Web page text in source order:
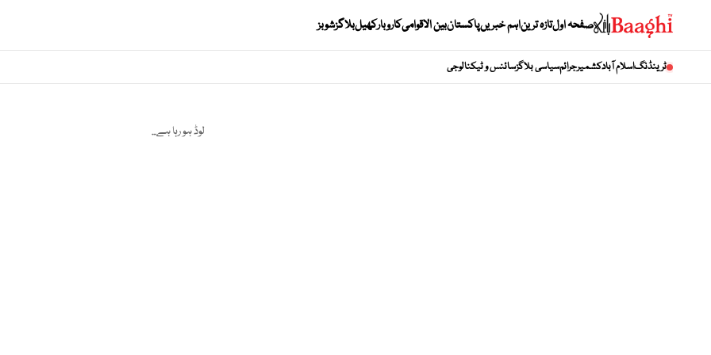
صفحہ اولتازہ تریناہم خبریںپاکستانبین الاقوامیکاروبارکھیلبلاگزشوبز
ٹرینڈنگاسلام آبادکشمیرجرائمسیاسی بلاگزسائنس و ٹیکنالوجی
لوڈ ہو رہا ہے...